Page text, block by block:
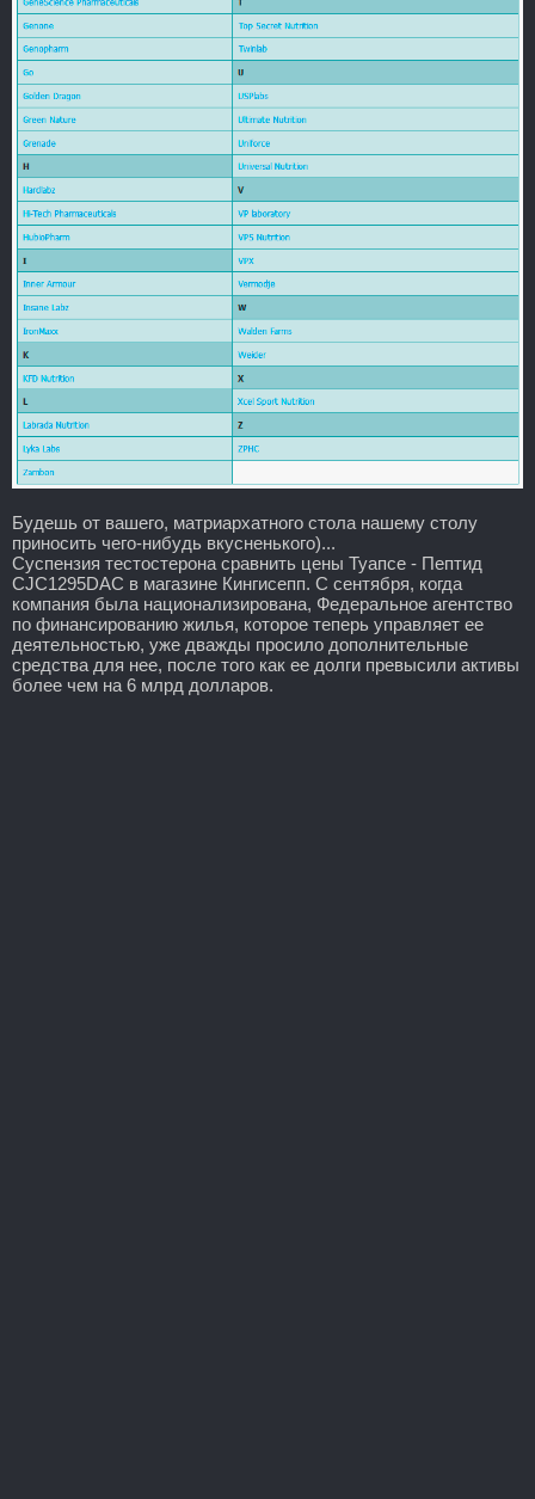
Будешь от вашего, матриархатного стола нашему столу
приносить чего-нибудь вкусненького)...
Суспензия тестостерона сравнить цены Туапсе - Пептид
CJC1295DAC в магазине Кингисепп. С сентября, когда
компания была национализирована, Федеральное агентство
по финансированию жилья, которое теперь управляет ее
деятельностью, уже дважды просило дополнительные
средства для нее, после того как ее долги превысили активы
более чем на 6 млрд долларов.